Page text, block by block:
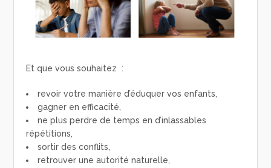
Et que vous souhaitez :
revoir votre manière d’éduquer vos enfants,
gagner en efficacité,
ne plus perdre de temps en d’inlassables
répétitions,
sortir des conflits,
retrouver une autorité naturelle,